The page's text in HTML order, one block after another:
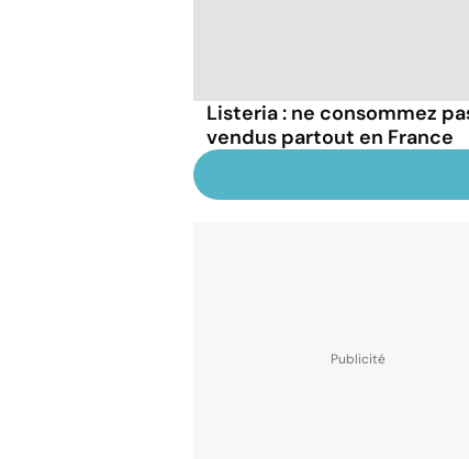
Listeria : ne consommez
vendus partout en France